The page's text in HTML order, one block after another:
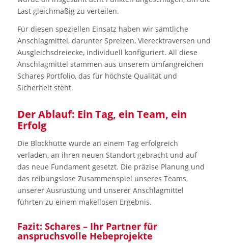
Last gleichmäßig zu verteilen.
Für diesen speziellen Einsatz haben wir sämtliche
Anschlagmittel, darunter Spreizen, Vierecktraversen und
Ausgleichsdreiecke, individuell konfiguriert. All diese
Anschlagmittel stammen aus unserem umfangreichen
Schares Portfolio, das für höchste Qualität und
Sicherheit steht.
Der Ablauf: Ein Tag, ein Team, ein
Erfolg
Die Blockhütte wurde an einem Tag erfolgreich
verladen, an ihren neuen Standort gebracht und auf
das neue Fundament gesetzt. Die präzise Planung und
das reibungslose Zusammenspiel unseres Teams,
unserer Ausrüstung und unserer Anschlagmittel
führten zu einem makellosen Ergebnis.
Fazit: Schares – Ihr Partner für
anspruchsvolle Hebeprojekte